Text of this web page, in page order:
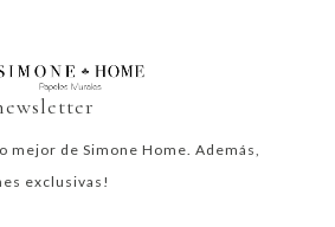
mejor de Simone Home. Además,
exclusivas!